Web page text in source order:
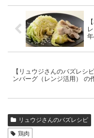
【リュウジさんのバズレシ
ンバーグ（レンジ活用） の
リュウジさんのバズレシピ
鶏肉